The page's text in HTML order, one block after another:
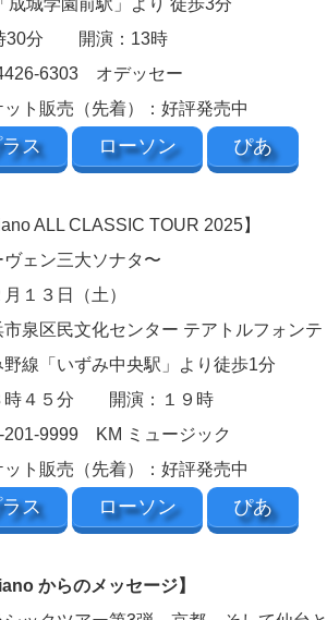
30分 開演：13時
6303 オデッセー
ト販売（先着）：好評発売中
ス ローソン ぴあ
ALL CLASSIC TOUR 2025】
ェン三大ソナタ〜
１３日（土）
市泉区民文化センター テアトルフォン
線「いずみ中央駅」より徒歩1分
時４５分 開演：１９時
201-9999 KM ミュージック
ト販売（先着）：好評発売中
ス ローソン ぴあ
からのメッセージ】